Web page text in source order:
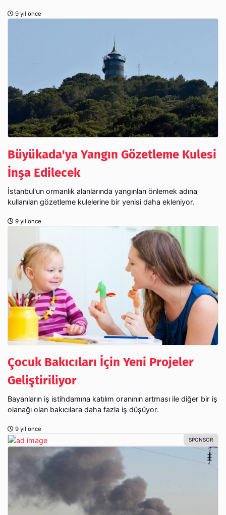
9 yıl önce
Büyükada'ya Yangın Gözetleme Kulesi
İnşa Edilecek
İstanbul'un ormanlık alanlarında yangınları önlemek adına
kullanılan gözetleme kulelerine bir yenisi daha ekleniyor.
9 yıl önce
Çocuk Bakıcıları İçin Yeni Projeler
Geliştiriliyor
Bayanların iş istihdamına katılım oranının artması ile diğer bir iş
olanağı olan bakıcılara daha fazla iş düşüyor.
9 yıl önce